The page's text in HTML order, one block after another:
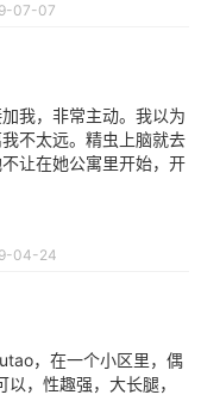
07-07
我，非常主动。我以为
不太远。精虫上脑就去
让在她公寓里开始，开
04-24
，在一个小区里，偶
，性趣强，大长腿，